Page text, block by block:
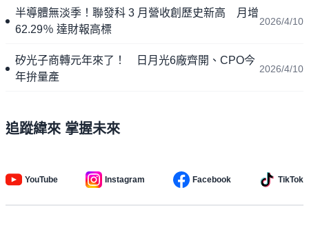
半導體無淡季！聯發科 3 月營收創歷史新高 月增
62.29％ 達財報高標
2026/4/10
矽光子商轉元年來了！ 日月光6廠齊開、CPO今
年拚量產
2026/4/10
追蹤緯來 掌握未來
YouTube Instagram Facebook TikTok